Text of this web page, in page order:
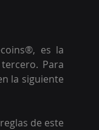
es la
Para
la siguiente
de este